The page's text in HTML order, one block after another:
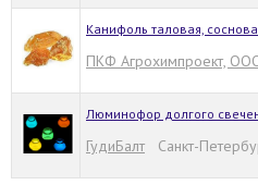
Канифоль таловая,
ПКФ Агрохимпроект,
Люминофор долгого
ГудиБалт Санкт-